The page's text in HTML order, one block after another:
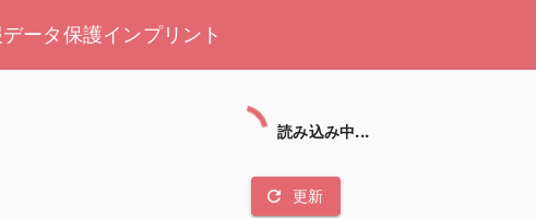
データ保護インプリント
読み込み中...
refresh 更新